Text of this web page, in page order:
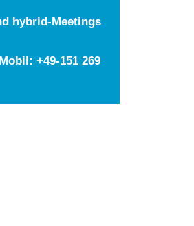
hybrid-Meetings
+49-151 269